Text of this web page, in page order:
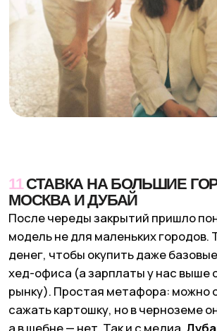
Получать рассылку для друзей
Я подтверждаю ознакомление сПолитикой
Жду письмо
© ИП Абибуллаева Э.Э. Все права защищены
ИНН 233710163987 и ОГРНИП 318237500287753
*Компания Meta Platforms Inc. признана экстремистской